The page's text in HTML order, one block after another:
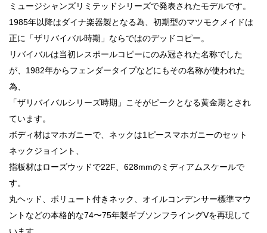
ミュージシャンズリミテッドシリーズで発表されたモデルです。
1985年以降はダイナ楽器製となる為、初期型のマツモクメイドは
正に「ザリバイバル時期」ならではのデッドコピー。
リバイバルは当初レスポールコピーにのみ冠された名称でした
が、1982年からフェンダータイプなどにもその名称が使われた
為、
「ザリバイバルシリーズ時期」こそがピークとなる黄金期とされ
ています。
ボディ材はマホガニーで、ネックは1ピースマホガニーのセット
ネックジョイント、
指板材はローズウッドで22F、628mmのミディアムスケールで
す。
丸ヘッド、ボリュート付きネック、オイルコンデンサー標準マウ
ントなどの本格的な74〜75年製ギブソンフライングVを再現して
います。